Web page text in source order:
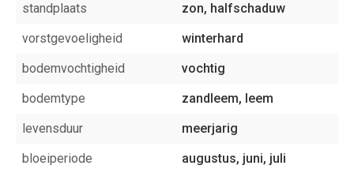
standplaats
zon, halfschaduw
vorstgevoeligheid
winterhard
bodemvochtigheid
vochtig
bodemtype
zandleem, leem
levensduur
meerjarig
bloeiperiode
augustus, juni, juli